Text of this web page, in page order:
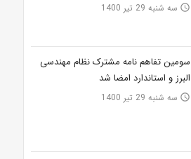
access_time سه شنبه 29 تیر 1400
سومین تفاهم نامه مشترک نظام مهندسی
البرز و استاندارد امضا شد
access_time سه شنبه 29 تیر 1400